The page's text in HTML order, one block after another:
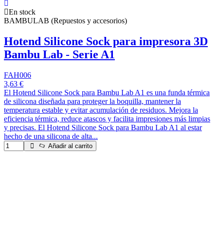
En stock
BAMBULAB (Repuestos y accesorios)
Hotend Silicone Sock para impresora 3D
Bambu Lab - Serie A1
FAH006
3,63 €
El Hotend Silicone Sock para Bambu Lab A1 es una funda térmica
de silicona diseñada para proteger la boquilla, mantener la
temperatura estable y evitar acumulación de residuos. Mejora la
eficiencia térmica, reduce atascos y facilita impresiones más limpias
y precisas. El Hotend Silicone Sock para Bambu Lab A1 al estar
hecho de una silicona de alta...
Añadir al carrito